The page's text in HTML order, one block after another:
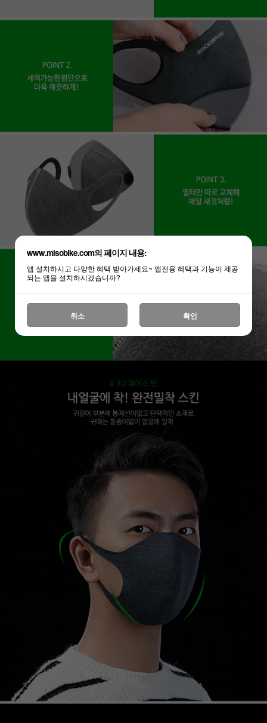
www.misobike.com의 페이지 내용:
앱 설치하시고 다양한 혜택 받아가세요~ 앱전용 혜택과 기능이 제공
되는 앱을 설치하시겠습니까?
취소 확인